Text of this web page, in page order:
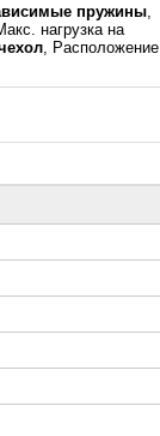
пружины,
нагрузка на
, Расположение